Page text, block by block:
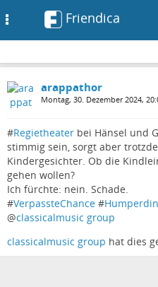
Friendica
arappathor
Montag, 30. Dezember 2024,
#Regietheater bei Hänsel und
stimmig sein, sorgt aber
Kindergesichter. Ob die
gehen wollen?
Ich fürchte: nein. Schade.
#VerpassteChance #
@classicalmusic group
classicalmusic group hat dies